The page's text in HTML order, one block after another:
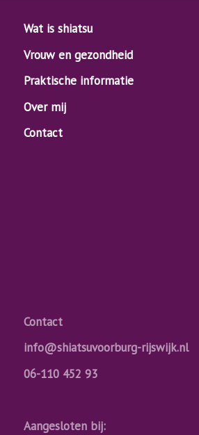
Wat is shiatsu
Vrouw en gezondheid
Praktische informatie
Over mij
Contact
Contact
info@shiatsuvoorburg-rijswijk.nl
06-110 452 93
Aangesloten bij: